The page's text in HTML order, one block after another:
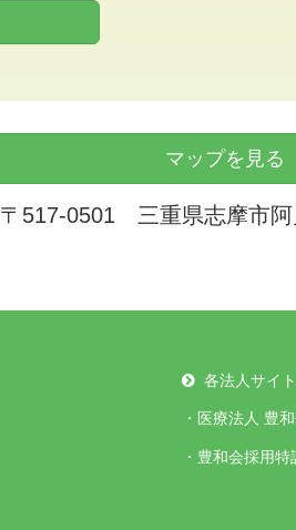
マップを見る
〒517-0501 三重県志摩市阿
各法人サイ
・ 医療法人 豊
・ 豊和会採用特